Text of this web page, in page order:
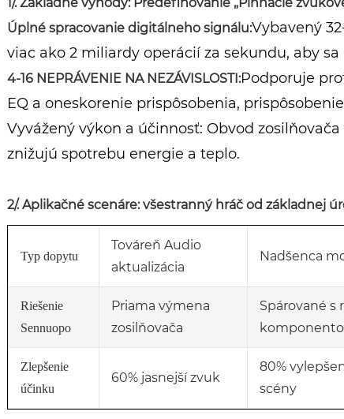
Úplné spracovanie digitálneho signálu:Vybavený
viac ako 2 miliardy operácií za sekundu, aby
4-16 NEPRÁVENIE NA NEZÁVISLOSTI:Podporuje
EQ a oneskorenie prispôsobenia,
Vyvážený výkon a účinnosť: Obvod
znižujú spotrebu energie a teplo.
2/. Aplikačné scenáre: všestranný hráč od základnej
Typ dopytu
Továreň Audio
aktualizácia
Nadšenca
Riešenie
Sennuopo
Priama výmena
zosilňovača
Spárované
Zlepšenie
účinku
60% jasnejší zvuk
80%
scény